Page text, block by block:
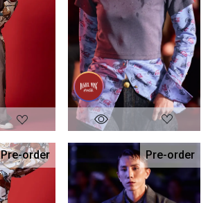
Pre-order Pre-order